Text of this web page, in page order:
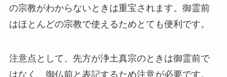
の宗教がわからないときは重宝されます。御霊前
はほとんどの宗教で使えるためとても便利です。
注意点として、先方が浄土真宗のときは御霊前で
はなく、御仏前と表記するため注意が必要です。